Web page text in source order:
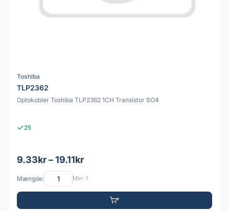
Toshiba
TLP2362
Optokobler Toshiba TLP2362 1CH Transistor SO4
25
9.33kr – 19.11kr
Mængde: Min: 1